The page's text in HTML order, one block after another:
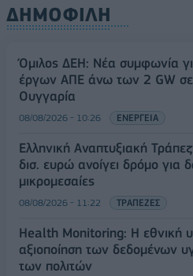
ΔΗΜΟΦΙΛΗ
Όμιλος ΔΕΗ: Νέα συμφωνία
έργων ΑΠΕ άνω των 2 GW σε
Ουγγαρία
08/08/2026 - 10:26 ΕΝΕΡΓΕΙΑ
Ελληνική Αναπτυξιακή
δισ. ευρώ ανοίγει δρόμο για
μικρομεσαίες
08/08/2026 - 11:22 ΤΡΑΠΕΖΕΣ
Health Monitoring: Η εθνική
αξιοποίηση των δεδομένων
των πολιτών